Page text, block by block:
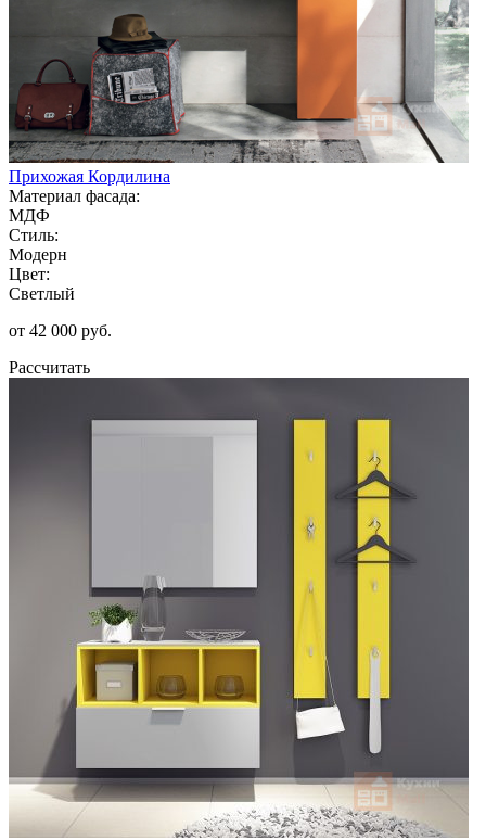
Прихожая Кордилина
Материал фасада:
МДФ
Стиль:
Модерн
Цвет:
Светлый
от 42 000 руб.
Рассчитать